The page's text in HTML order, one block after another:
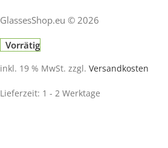
GlassesShop.eu © 2026
Vorrätig
inkl. 19 % MwSt. zzgl. Versandkosten
Lieferzeit: 1 - 2 Werktage